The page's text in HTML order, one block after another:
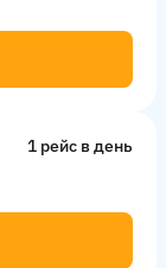
1 рейс в день